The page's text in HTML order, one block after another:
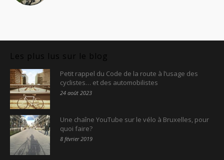
Les plus lus sur le blog
Petit rappel du Code de la route à l’usage des
cyclistes… et des automobilistes
24 août 2023
Une chaîne YouTube sur le vélo à Bruxelles, pour
quoi faire?
8 février 2019